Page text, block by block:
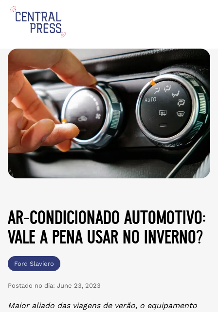
ar-condicionado automotivo:
vale a pena usar no inverno?
Ford Slaviero
Postado no dia: June 23, 2023
Maior aliado das viagens de verão, o equipamento